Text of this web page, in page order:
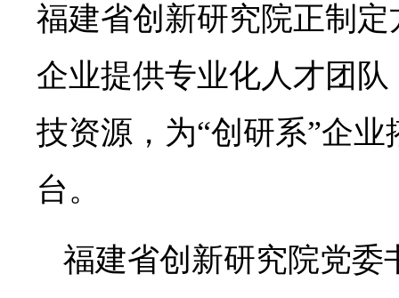
福建省创新研究院正制
企业提供专业化人才团
技资源，为“创研系”企
台。
福建省创新研究院党委